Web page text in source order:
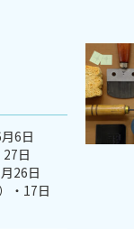
6日
日
26日
・17日